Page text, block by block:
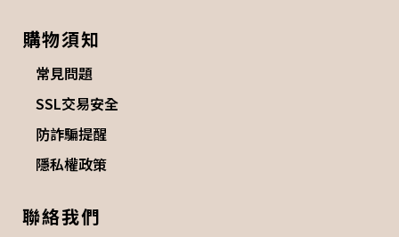
購物須知
常見問題
SSL交易安全
防詐騙提醒
隱私權政策
聯絡我們